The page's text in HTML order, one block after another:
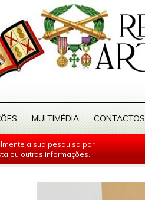
MULTIMÉDIA CONTACTOS
a sua pesquisa por
ou outras informações...